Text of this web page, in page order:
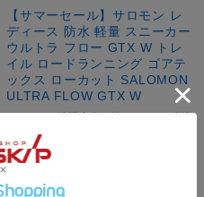
【サマーセール】サロモン レ
ディース 防水 軽量 スニーカー
ウルトラ フロー GTX W トレ
イル ロードランニング ゴアテ
ックス ローカット SALOMON
ULTRA FLOW GTX W
メーカー希望小売価格: ¥19,800(税込)
【会員SALE！8月11日23時59分ま